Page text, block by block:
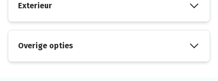
Exterieur
Overige opties